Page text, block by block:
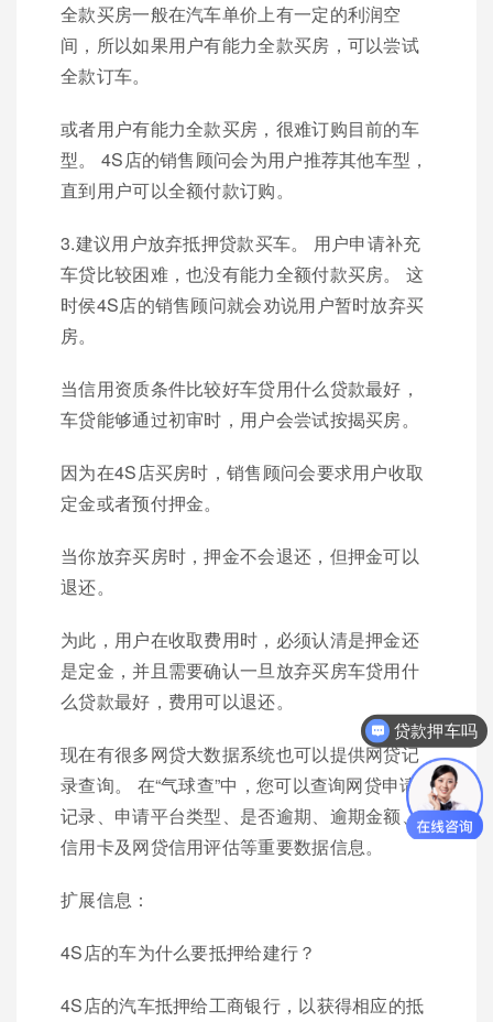
全款买房一般在汽车单价上有一定的利润空
间，所以如果用户有能力全款买房，可以尝试
全款订车。
或者用户有能力全款买房，很难订购目前的车
型。 4S店的销售顾问会为用户推荐其他车型，
直到用户可以全额付款订购。
3.建议用户放弃抵押贷款买车。 用户申请补充
车贷比较困难，也没有能力全额付款买房。 这
时侯4S店的销售顾问就会劝说用户暂时放弃买
房。
当信用资质条件比较好车贷用什么贷款最好，
车贷能够通过初审时，用户会尝试按揭买房。
因为在4S店买房时，销售顾问会要求用户收取
定金或者预付押金。
当你放弃买房时，押金不会退还，但押金可以
退还。
为此，用户在收取费用时，必须认清是押金还
是定金，并且需要确认一旦放弃买房车贷用什
么贷款最好，费用可以退还。
现在有很多网贷大数据系统也可以提供网贷记
录查询。 在“气球查”中，您可以查询网贷申请
记录、申请平台类型、是否逾期、逾期金额、
信用卡及网贷信用评估等重要数据信息。
扩展信息：
4S店的车为什么要抵押给建行？
4S店的汽车抵押给工商银行，以获得相应的抵
贷款押车吗